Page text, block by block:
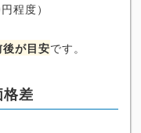
程度）
が目安です。
差